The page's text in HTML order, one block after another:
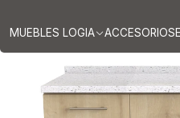
MUEBLES LOGIA ACCESORIOS